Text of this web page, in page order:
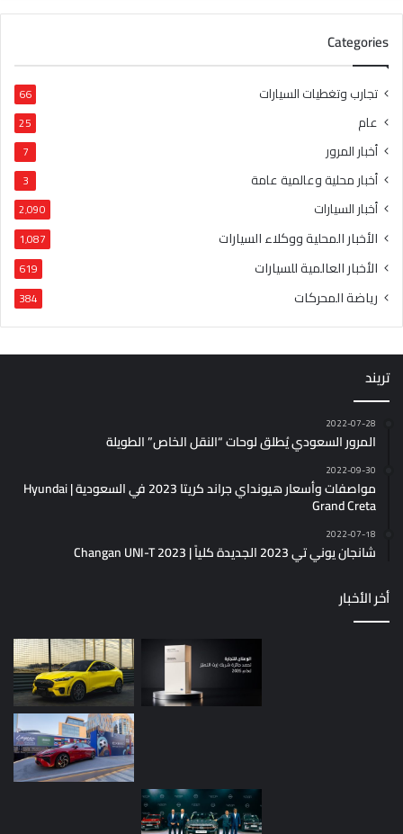
Categories
تجارب وتغطيات السيارات 66
عام 25
أخبار المرور 7
أخبار محلية وعالمية عامة 3
أخبار السيارات 2٬090
الأخبار المحلية ووكلاء السيارات 1٬087
الأخبار العالمية للسيارات 619
رياضة المحركات 384
تريند
2022-07-28
المرور السعودي يُطلق لوحات “النقل الخاص” الطويلة
2022-09-30
مواصفات وأسعار هيونداي جراند كريتا 2023 في السعودية | Hyundai
Grand Creta
2022-07-18
شانجان يوني تي 2023 الجديدة كلياً | Changan UNI-T 2023
أخر الأخبار